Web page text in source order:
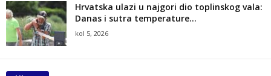
Hrvatska ulazi u najgori dio toplinskog vala:
Danas i sutra temperature...
kol 5, 2026